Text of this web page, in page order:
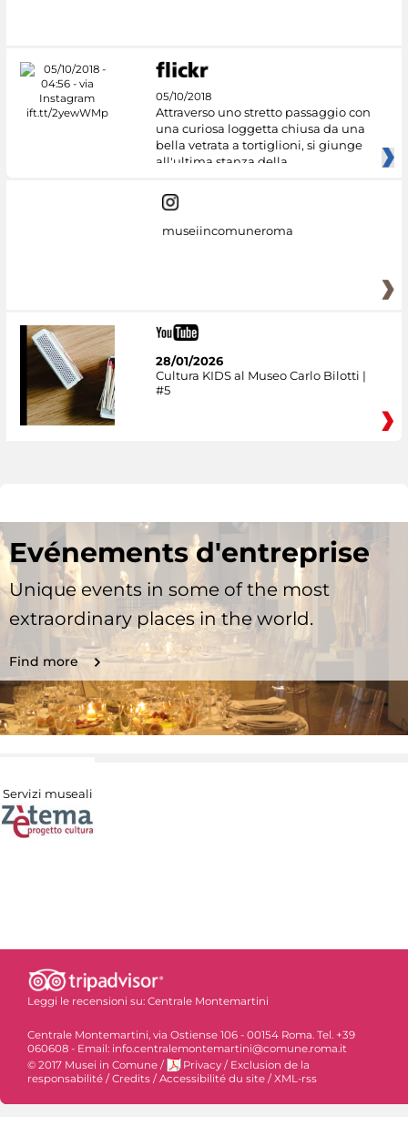
05/10/2018
Attraverso uno stretto passaggio con
una curiosa loggetta chiusa da una
bella vetrata a tortiglioni, si giunge
all'ultima stanza della
museiincomuneroma
28/01/2026
Cultura KIDS al Museo Carlo Bilotti |
#5
Evénements d'entreprise
Unique events in some of the most
extraordinary places in the world.
Find more
Servizi museali
Leggi le recensioni su: Centrale Montemartini
Centrale Montemartini, via Ostiense 106 - 00154 Roma. Tel. +39
060608 - Email: info.centralemontemartini@comune.roma.it
© 2017 Musei in Comune / Privacy / Exclusion de la
responsabilité /Credits /Accessibilité du site /XML-rss